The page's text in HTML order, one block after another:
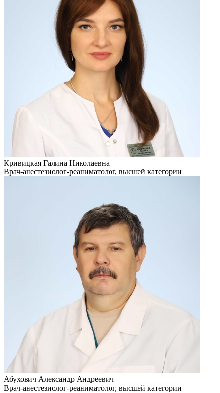
Кривицкая Галина Николаевна
Врач-анестезиолог-реаниматолог, высшей категории
Абухович Александр Андреевич
Врач-анестезиолог-реаниматолог, высшей категории